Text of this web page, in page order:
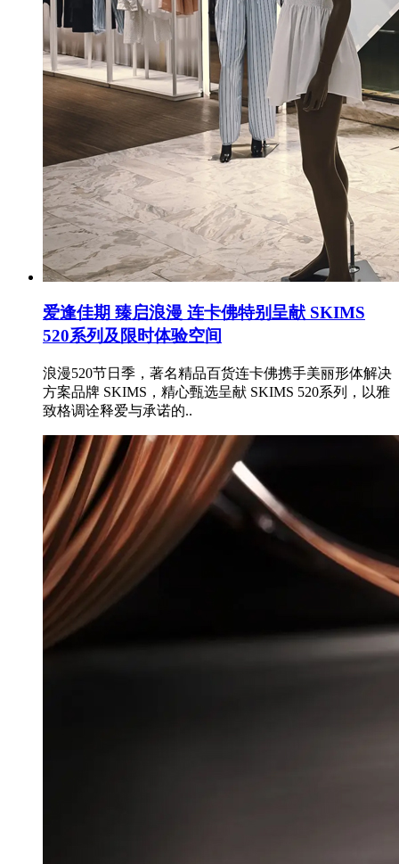
爱逢佳期 臻启浪漫 连卡佛特别呈献 SKIMS
520系列及限时体验空间
浪漫520节日季，著名精品百货连卡佛携手美丽形体解决
方案品牌 SKIMS，精心甄选呈献 SKIMS 520系列，以雅
致格调诠释爱与承诺的..